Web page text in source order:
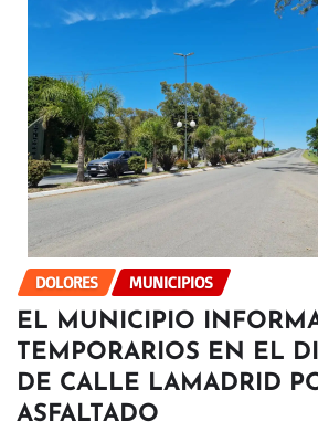
DOLORES MUNICIPIOS
EL MUNICIPIO
TEMPORARIOS EN EL
DE CALLE LAMADRID
ASFALTADO